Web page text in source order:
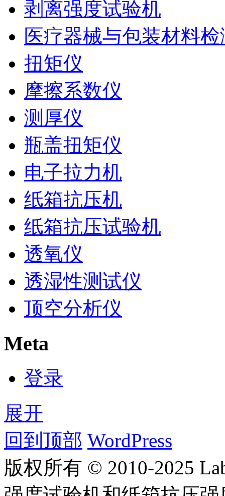
剥离强度试验机
医疗器械与包装材料检
扭矩仪
摩擦系数仪
测厚仪
瓶盖扭矩仪
电子拉力机
纸箱抗压机
纸箱抗压试验机
透氧仪
透湿性测试仪
顶空分析仪
Meta
登录
展开
回到顶部 WordPress
版权所有 © 2010-2025